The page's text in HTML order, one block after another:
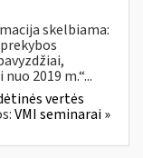
skelbiama:
2019 m.“...
vertės
VMI seminarai »